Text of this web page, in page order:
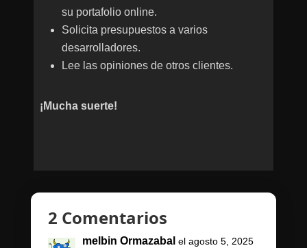
su portafolio online.
Solicita presupuestos a varios
desarrolladores.
Lee las opiniones de otros clientes.
¡Mucha suerte!
2 Comentarios
melbin Ormazabal el agosto 5, 2025